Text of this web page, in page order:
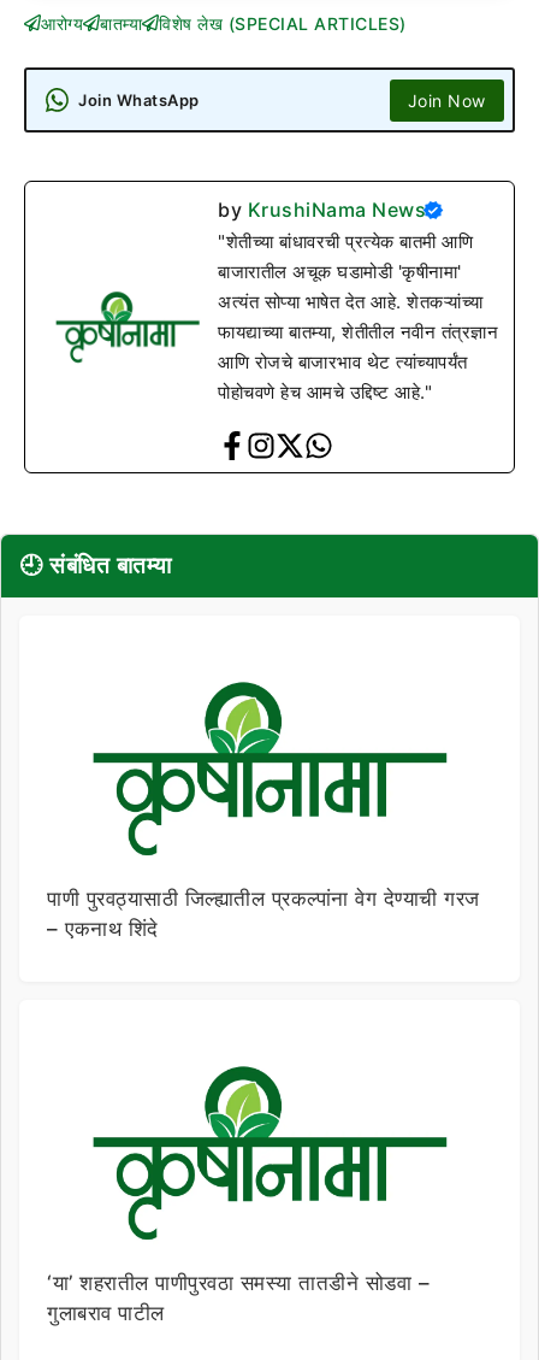
आरोग्य बातम्या विशेष लेख (SPECIAL ARTICLES)
Join WhatsApp Join Now
by KrushiNama News
"शेतीच्या बांधावरची प्रत्येक बातमी आणि
बाजारातील अचूक घडामोडी 'कृषीनामा'
अत्यंत सोप्या भाषेत देत आहे. शेतकऱ्यांच्या
फायद्याच्या बातम्या, शेतीतील नवीन तंत्रज्ञान
आणि रोजचे बाजारभाव थेट त्यांच्यापर्यंत
पोहोचवणे हेच आमचे उद्दिष्ट आहे."
🕘 संबंधित बातम्या
पाणी पुरवठ्यासाठी जिल्ह्यातील प्रकल्पांना वेग देण्याची गरज
– एकनाथ शिंदे
‘या’ शहरातील पाणीपुरवठा समस्या तातडीने सोडवा –
गुलाबराव पाटील